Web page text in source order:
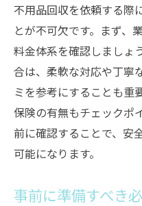
不用品回収を依頼する際
とが不可欠です。まず、
料金体系を確認しましょ
合は、柔軟な対応や丁寧
ミを参考にすることも重
保険の有無もチェックポ
前に確認することで、安
可能になります。
事前に準備すべき